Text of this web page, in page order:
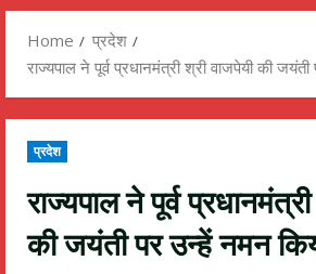
Home
प्रदेश
राज्यपाल ने पूर्व प्रधानमंत्री श्री वाजपेयी की
प्रदेश
राज्यपाल ने पूर्व
की जयंती पर उन्हें नमन